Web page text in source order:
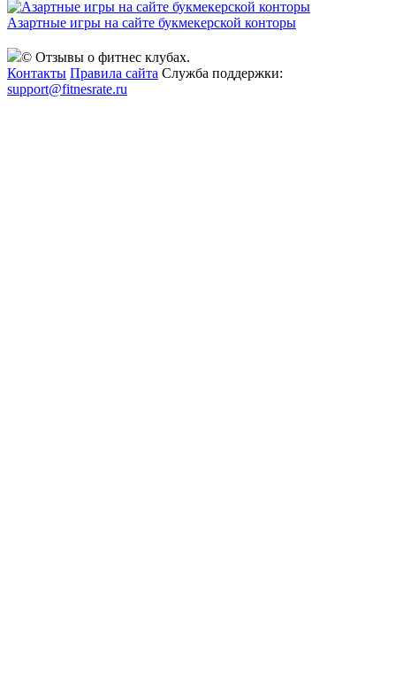
Азартные игры на сайте букмекерской конторы
© Отзывы о фитнес клубах.
Контакты Правила сайта Служба поддержки:
support@fitnesrate.ru